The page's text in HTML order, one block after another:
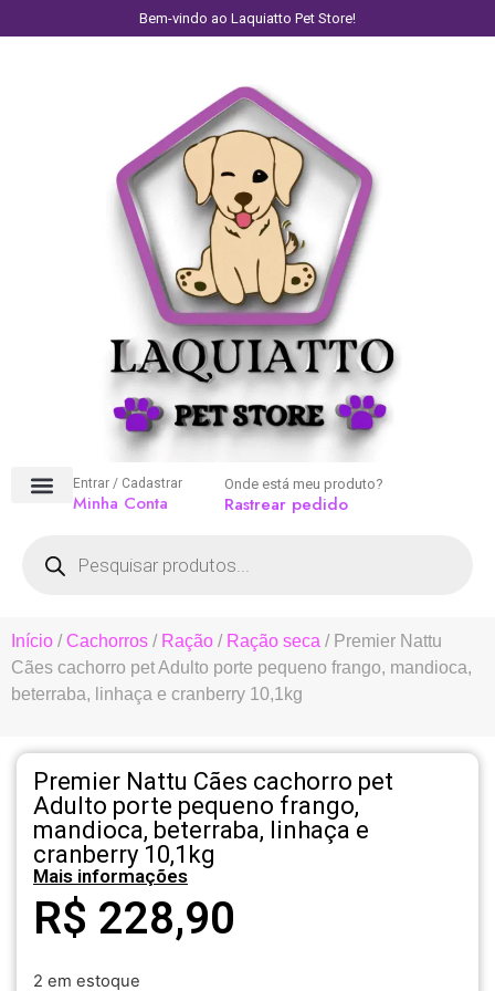
Bem-vindo ao Laquiatto Pet Store!
Entrar / Cadastrar
Minha Conta
Onde está meu produto?
Rastrear pedido
Início /Cachorros / Ração / Ração seca / Premier Nattu
Cães cachorro pet Adulto porte pequeno frango, mandioca,
beterraba, linhaça e cranberry 10,1kg
Premier Nattu Cães cachorro pet
Adulto porte pequeno frango,
mandioca, beterraba, linhaça e
cranberry 10,1kg
Mais informações
R$ 228,90
2 em estoque